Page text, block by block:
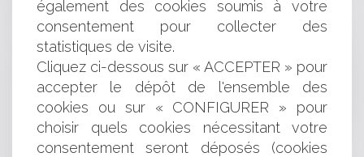
LA PRISE EN CHARGE DES FRAIS MÉDICAUX
QUESTION PRÉJUDICIELLE SUR L'APPARTENANCE AU
DOMAINE PUBLIC
DISPOSITIF SCELLIER: PARUTION DES PLAFONDS
RETENUS PAR MÈTRE CARRÉ DE SURFACE HABITABLE
PLUS DE FEMMES DANS LES CONSEILS
D'ADMINISTRATION: COMMENT Y PARVENIR?
GUIDES DE BONNE PRATIQUE EN MATIÈRE DE
également des cookies soumis à votre
consentement pour collecter des
statistiques de visite.
Cliquez ci-dessous sur « ACCEPTER » pour
accepter le dépôt de l'ensemble des
cookies ou sur « CONFIGURER » pour
choisir quels cookies nécessitant votre
consentement seront déposés (cookies